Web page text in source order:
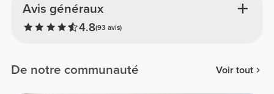
Avis généraux
4.8(93 avis)
De notre communauté Voir tout